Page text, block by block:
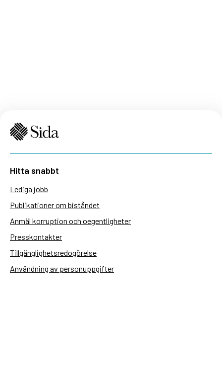
Hitta snabbt
Lediga jobb
Publikationer om biståndet
Anmäl korruption och oegentligheter
Presskontakter
Tillgänglighetsredogörelse
Användning av personuppgifter